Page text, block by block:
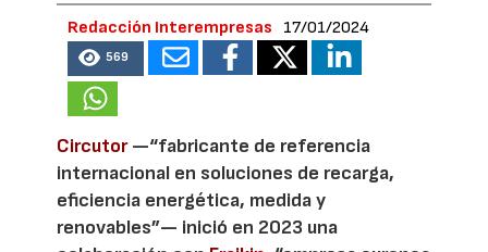
Redacción Interempresas 17/01/2024
569
Circutor—“fabricante de referencia
internacional en soluciones de recarga,
eficiencia energética, medida y
renovables”— inició en 2023 una